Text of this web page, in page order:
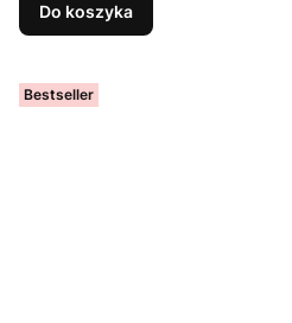
Do koszyka
Bestseller